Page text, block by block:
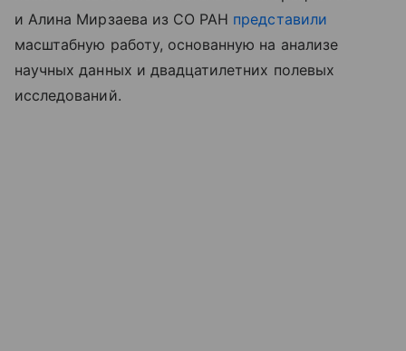
и Алина Мирзаева из СО РАН представили
масштабную работу, основанную на анализе
научных данных и двадцатилетних полевых
исследований.